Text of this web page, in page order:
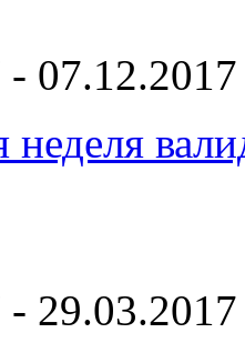
07.12.2017
неделя
29.03.2017